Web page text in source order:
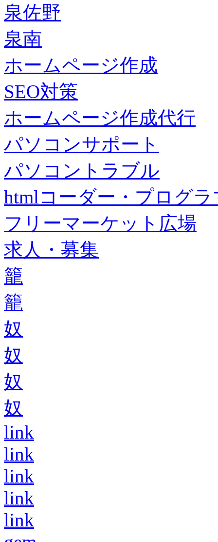
泉佐野
泉南
ホームページ作成
SEO対策
ホームページ作成代行
パソコンサポート
パソコントラブル
htmlコーダー・プログラ
フリーマーケット広場
求人・募集
籠
籠
奴
奴
奴
奴
link
link
link
link
link